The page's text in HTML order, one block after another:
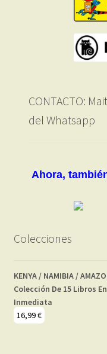
CONTACTO:
del Whatsapp
Ahora,
Colecciones
KENYA / NAMIBIA /
Colección De 15 Libros
Inmediata
16,99€